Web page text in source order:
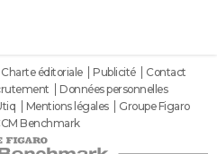
Charte éditoriale Publicité
Contact
Données personnelles
Mentions légales
Groupe Figaro
Benchmark